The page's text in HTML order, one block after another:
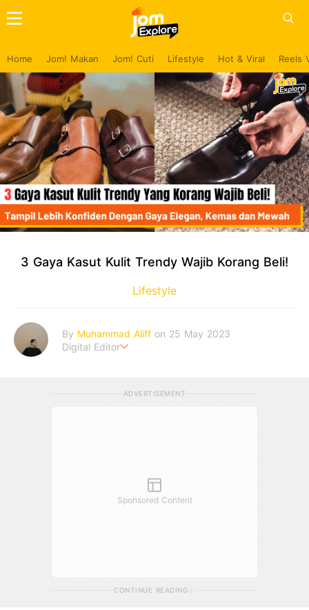
Home Jom! Makan Jom! Cuti Lifestyle Hot & Viral Reels
3 Gaya Kasut Kulit Trendy Wajib Korang Beli!
Lifestyle
By Muhammad Aliff on 25 May 2023
Digital Editor
ADVERTISEMENT
Sponsored Content
CONTINUE READING